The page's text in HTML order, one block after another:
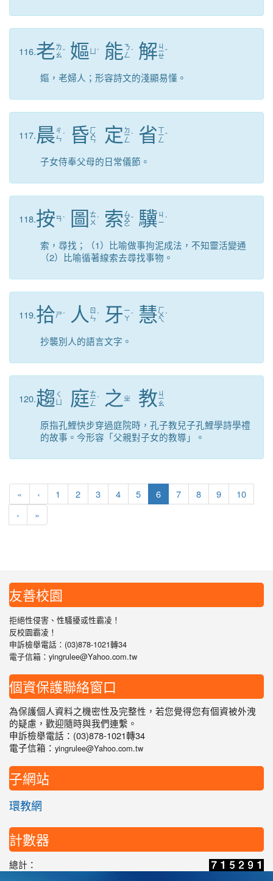
116.老ㄌ
ㄠˇ 嫗 ˋ 能ㄋ
ㄥ ˊ 解 ㄐ
ㄧ
ㄝ
ˇ
嫗，老婦人；形容詩文的淺顯易懂。
117.晨ㄔ
ㄣ ˊ 昏ㄏ
ㄨ
ㄣ 定 ㄉ
ㄧ
ㄥ
ˋ 省 ㄒ
ㄧ
ㄥ
ˇ
子女侍奉父母的日常儀節。
118.按ㄢˋ 圖 ㄊ
ㄨ ˊ 索 ㄙ
ㄨ
ㄛ
ˇ 驥 ㄐ
ㄧˋ
索，尋找；（1）比喻做事拘泥成法，不知靈活變通
（2）比喻循著線索去尋找事物。
119.拾ㄕ ˊ 人 ㄖ
ㄣ ˊ 牙 ㄧ
ㄚ ˊ 慧ㄏ
ㄨ
ㄟ
ˋ
抄襲別人的語言文字。
120.趨 ㄑ
庭ㄊ
ㄧ
ㄥ
ˊ 之 ㄓ 教 ㄐ
ㄧ
ㄠ
原指孔鯉快步穿過庭院時，孔子教兒子孔鯉學詩學禮
的故事。今形容「父親對子女的教導」。
« 第一頁
‹ 上一頁
1 2 3 4 5 6(目前頁次)
7 8 9
10
› 下一頁
»
友善校園
拒絕性侵害、性騷擾或性霸凌！
反校園霸凌！
申訴檢舉電話：(03)878-1021轉34
電子信箱：yingrulee@Yahoo.com.tw
個資保護聯絡窗口
為保護個人資料之機密性及完整性，若您覺得您有個資被外洩
的疑慮，歡迎隨時與我們連繫。
申訴檢舉電話：(03)878-1021轉34
電子信箱： yingrulee@Yahoo.com.tw
子網站
環教網
計數器
總計：